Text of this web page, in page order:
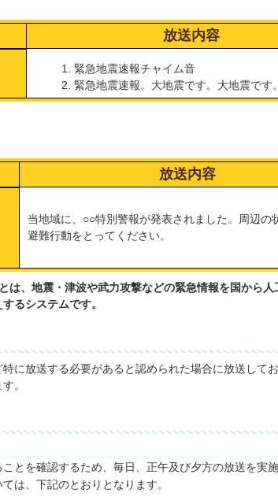
放送内容
緊急地震速報チャイム音
緊急地震速報。大地震です。大地震です。
放送内容
当地域に、○○特別警報が発表されました。周辺の
避難行動をとってください。
は、地震・津波や武力攻撃などの緊急情報を国から人
るシステムです。
に放送する必要があると認められた場合に放送して
。
とを確認するため、毎日、正午及び夕方の放送を実
は、下記のとおりとなります。